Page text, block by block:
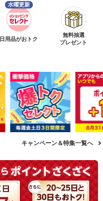
日用品がおトク
無料抽選
プレゼント
キャンペーン＆特集一覧へ